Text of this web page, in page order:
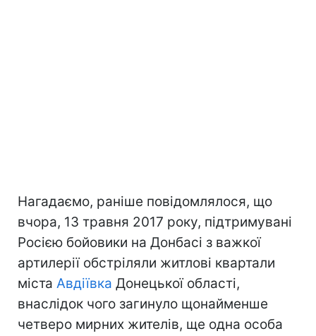
Нагадаємо, раніше повідомлялося, що
вчора, 13 травня 2017 року, підтримувані
Росією бойовики на Донбасі з важкої
артилерії обстріляли житлові квартали
міста Авдіївка Донецької області,
внаслідок чого загинуло щонайменше
четверо мирних жителів, ще одна особа